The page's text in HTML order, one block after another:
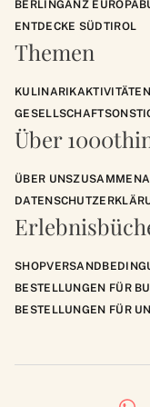
BERLINGANZ EUROPA
ENTDECKE SÜDTIROL
Themen
KULINARIKAKTIVITÄTEN
GESELLSCHAFT
Über
ÜBER UNS
SHOP
BESTELLUNGEN FÜR
BESTELLUNGEN FÜR